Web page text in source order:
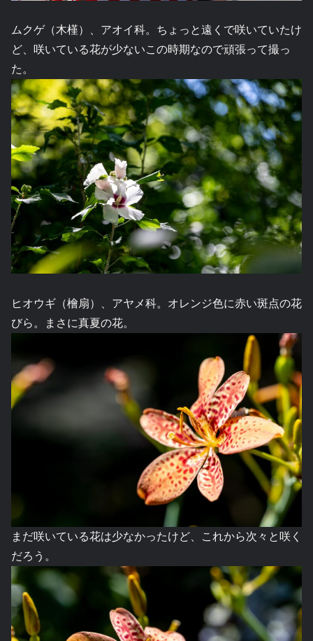
ムクゲ（木槿）、アオイ科。ちょっと遠くで咲いていたけ
ど、咲いている花が少ないこの時期なので頑張って撮っ
た。
ヒオウギ（檜扇）、アヤメ科。オレンジ色に赤い斑点の花
びら。まさに真夏の花。
まだ咲いている花は少なかったけど、これから次々と咲く
だろう。